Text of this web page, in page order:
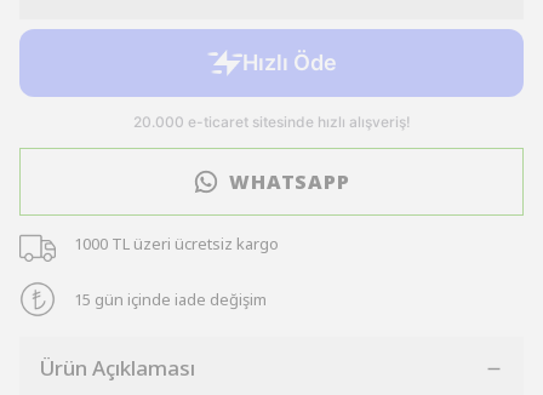
WHATSAPP
1000 TL üzeri ücretsiz kargo
15 gün içinde iade değişim
Ürün Açıklaması